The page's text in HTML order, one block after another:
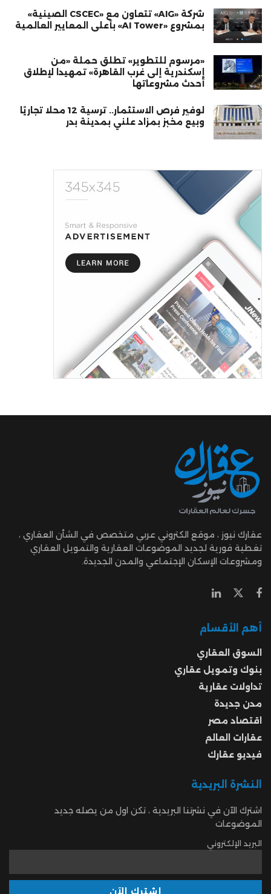
شركة «AIG» تتعاون مع «CSCEC الصينية»
بمشروع «AI Tower» بأعلى المعايير العالمية
«مرسوم للتطوير» تطلق حملة «من
إسكندرية إلى غرب القاهرة» تمهيدا لإطلاق
أحدث مشروعاتها
لوفير فرص الاستثمار.. ترسية 12 محلًا تجاريًا
وبيع مخبز بمزاد علني بمدينة بدر
عقارك نيوز ، موقع الكتروني عربي متخصص في الشأن العقاري ،
تغطية فورية لجديد الموضوعات العقارية والتمويل العقاري
ومشروعات الإسكان الإجتماعي والمدن الجديدة.
أهم الأقسام
السوق العقاري
بنوك وتمويل عقاري
تداولات عقارية
مدن جديدة
اقتصاد مصر
عقارات العالم
فيديو عقارك
النشرة البريدية
اشترك الآن في نشرتنا البريدية ، تكن اول من يصله جديد
الموضوعات
البريد الإلكتروني